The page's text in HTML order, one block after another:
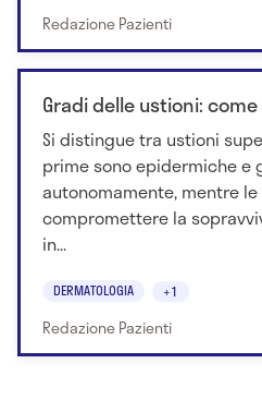
Redazione Pazienti
Gradi delle ustioni:
Si distingue tra ustioni
prime sono epidermiche e
autonomamente, mentre
compromettere la
in...
DERMATOLOGIA +1
Redazione Pazienti